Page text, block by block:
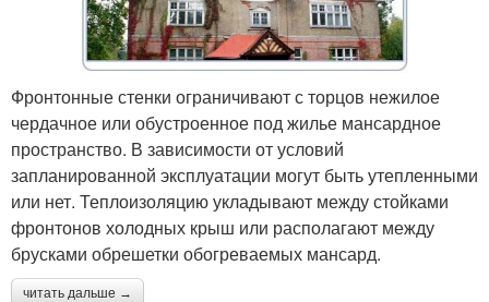
Фронтонные стенки ограничивают с торцов нежилое
чердачное или обустроенное под жилье мансардное
пространство. В зависимости от условий
запланированной эксплуатации могут быть утепленными
или нет. Теплоизоляцию укладывают между стойками
фронтонов холодных крыш или располагают между
брусками обрешетки обогреваемых мансард.
читать дальше →